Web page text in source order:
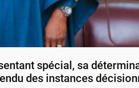
spécial, sa
des instances